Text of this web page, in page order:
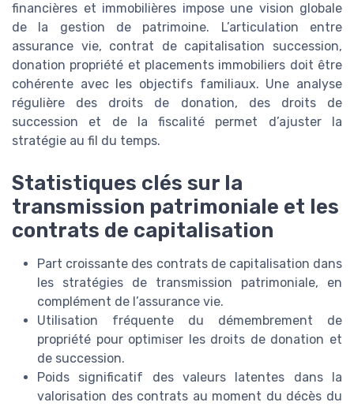
financières et immobilières impose une vision globale
de la gestion de patrimoine. L’articulation entre
assurance vie, contrat de capitalisation succession,
donation propriété et placements immobiliers doit être
cohérente avec les objectifs familiaux. Une analyse
régulière des droits de donation, des droits de
succession et de la fiscalité permet d’ajuster la
stratégie au fil du temps.
Statistiques clés sur la
transmission patrimoniale et les
contrats de capitalisation
Part croissante des contrats de capitalisation dans
les stratégies de transmission patrimoniale, en
complément de l’assurance vie.
Utilisation fréquente du démembrement de
propriété pour optimiser les droits de donation et
de succession.
Poids significatif des valeurs latentes dans la
valorisation des contrats au moment du décès du